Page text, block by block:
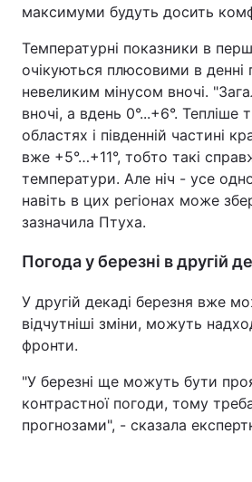
максимуми будуть досить
Температурні показники в
очікуються плюсовими в денні
невеликим мінусом вночі.
вночі, а вдень 0°...+6°. Тепліше
областях і південній частині
вже +5°…+11°, тобто такі
температури. Але ніч - усе
навіть в цих регіонах може
зазначила Птуха.
Погода у березні в другій
У другій декаді березня вже
відчутніші зміни, можуть
фронти.
"У березні ще можуть бути
контрастної погоди, тому
прогнозами", - сказала